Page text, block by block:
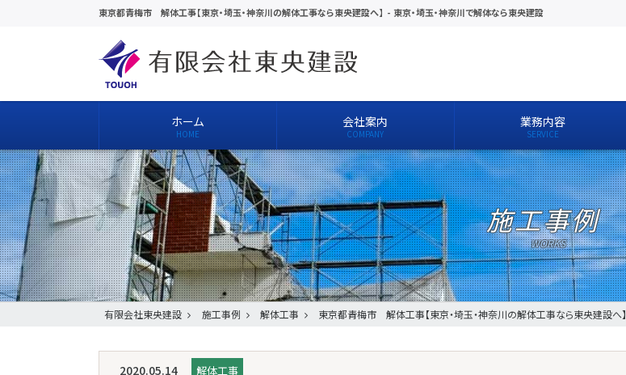
東京都青梅市 解体工事【東京・埼玉・神奈川の解体工事なら東央建設へ】 - 東京・埼玉・神奈川で解体なら東央建設
ホーム 会社案内 業務内容
施工事例
有限会社東央建設 施工事例 解体工事 東京都青梅市 解体工事【東京・埼玉・神奈川の解体工事なら東央建設へ】
2020.05.14 解体工事